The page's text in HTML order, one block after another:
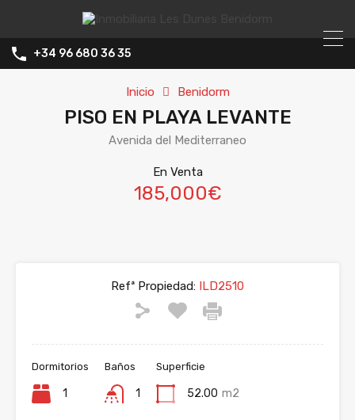
+34 96 680 36 35
Inicio Benidorm
PISO EN PLAYA LEVANTE
Avenida del Mediterraneo
En Venta
185,000€
Refª Propiedad: ILD2510
Dormitorios
1
Baños
1
Superficie
52.00 m2